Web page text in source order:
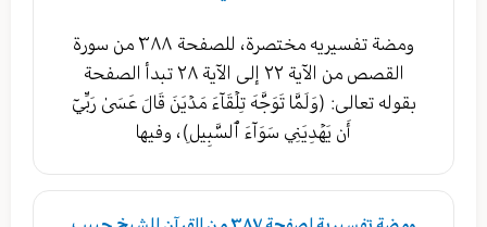
ومضة تفسيريه مختصرة، للصفحة ٣٨٨ من سورة
القصص من الآية ٢٢ إلى الآية ٢٨ تبدأ الصفحة
بقوله تعالى: (وَلَمَّا تَوَجَّهَ تِلۡقَآءَ مَدۡيَنَ قَالَ عَسَىٰ رَبِّيٓ
أَن يَهۡدِيَنِي سَوَآءَ ٱلسَّبِيلِ)، وفيها